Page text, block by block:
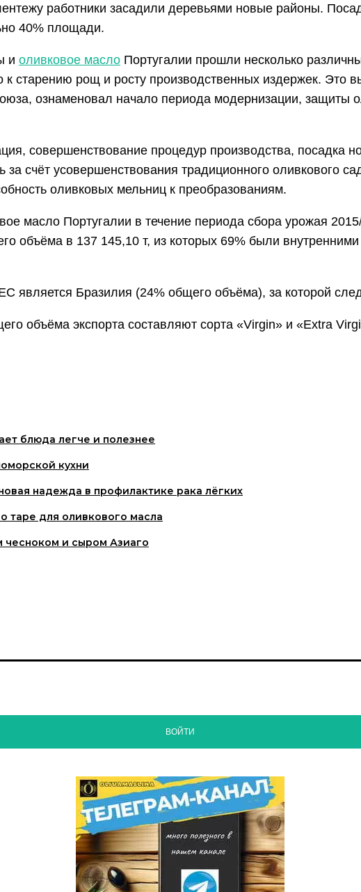
работники засадили деревьями новые районы.
40% площади.
и оливковое масло Португалии прошли несколько
старению рощ и росту производственных издержек. Это
ознаменовал начало периода модернизации, защиты
совершенствование процедур производства, посадка
счёт усовершенствования традиционного оливкового
оливковых мельниц к преобразованиям.
масло Португалии в течение периода сбора урожая
объёма в 137 145,10 т, из которых 69% были
является Бразилия (24% общего объёма), за которой
объёма экспорта составляют сорта «Virgin» и «Extra
блюда легче и полезнее
кухни
надежда в профилактике рака лёгких
таре для оливкового масла
чесноком и сыром Азиаго
ВОЙТИ